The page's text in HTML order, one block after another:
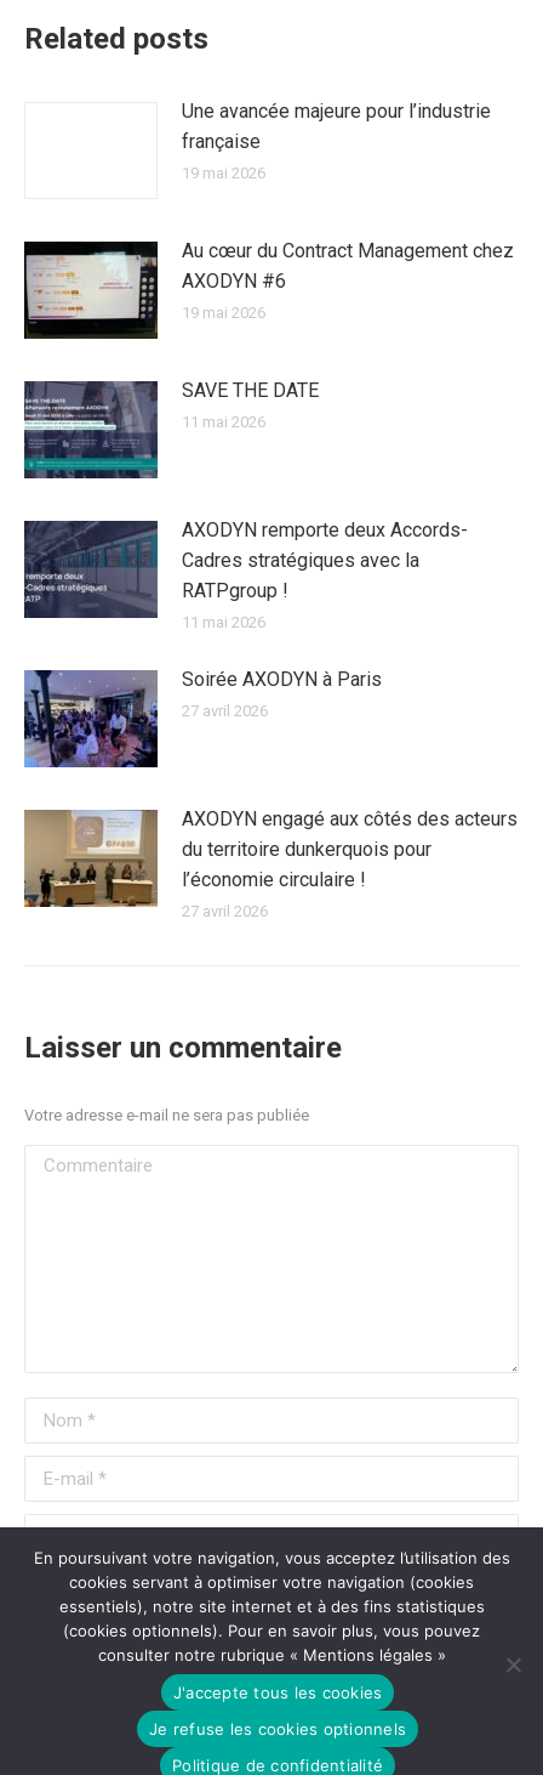
Related posts
Une avancée majeure pour l’industrie
française
19 mai 2026
Au cœur du Contract Management chez
AXODYN #6
19 mai 2026
SAVE THE DATE
11 mai 2026
AXODYN remporte deux Accords-
Cadres stratégiques avec la
RATPgroup !
11 mai 2026
Soirée AXODYN à Paris
27 avril 2026
AXODYN engagé aux côtés des acteurs
du territoire dunkerquois pour
l’économie circulaire !
27 avril 2026
Laisser un commentaire
Votre adresse e-mail ne sera pas publiée
Commentaire
Nom *
E-mail *
Site Web
Enregistrez mon nom, mon e-mail et mon site Web dans ce
navigateur pour la prochaine fois que je commenterai.
Poster commentaire
En poursuivant votre navigation, vous acceptez l’utilisation des
cookies servant à optimiser votre navigation (cookies
essentiels), notre site internet et à des fins statistiques
(cookies optionnels). Pour en savoir plus, vous pouvez
consulter notre rubrique « Mentions légales »
J'accepte tous les cookies
Je refuse les cookies optionnels
Politique de confidentialité